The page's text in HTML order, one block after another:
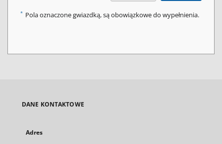
* Pola oznaczone gwiazdką, są obowiązkowe do wypełnienia.
DANE KONTAKTOWE
Adres